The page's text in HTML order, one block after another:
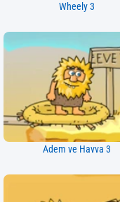
Wheely 3
Adem ve Havva 3